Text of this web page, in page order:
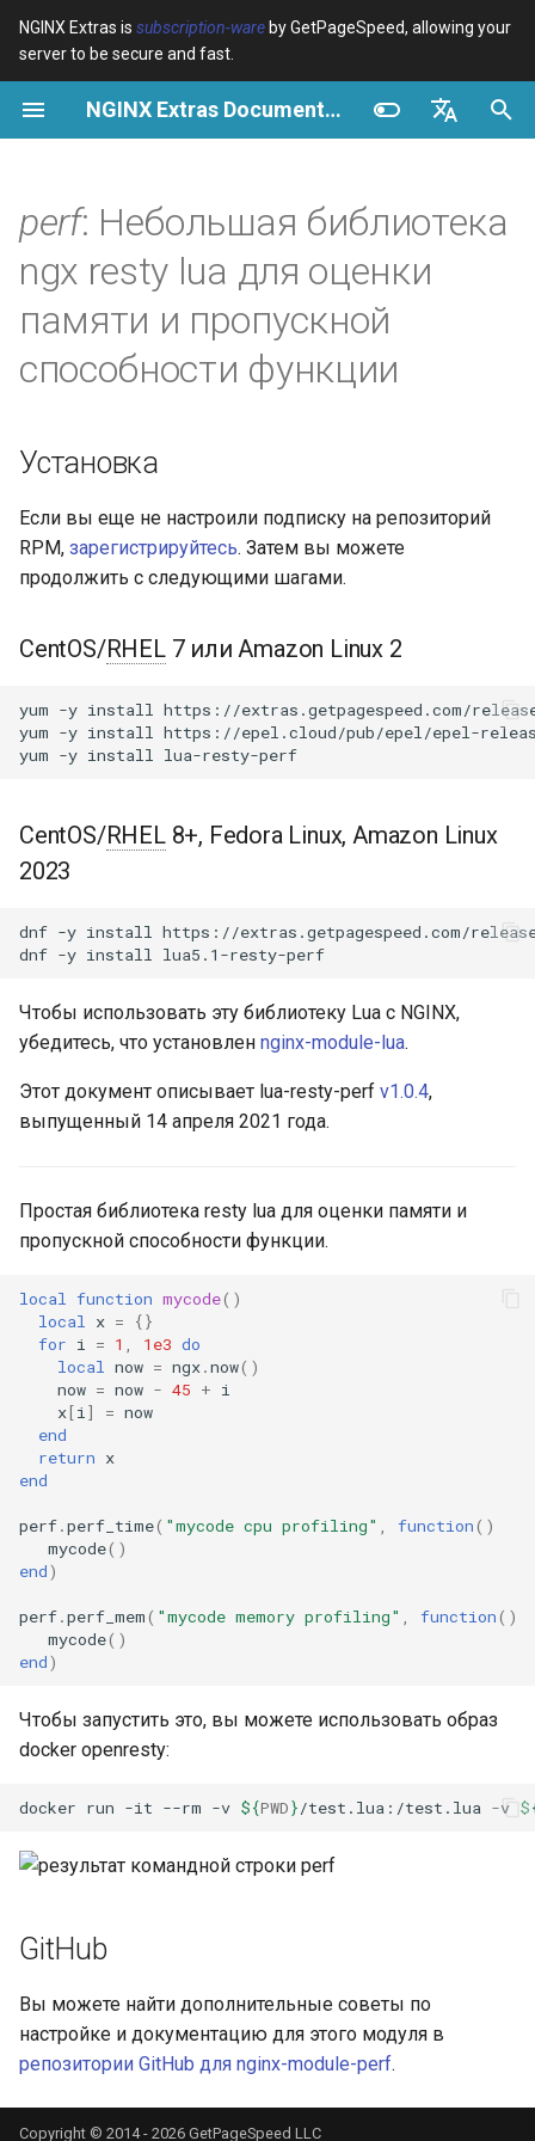
NGINX Extras is subscription-ware by GetPageSpeed, allowing your
server to be secure and fast.
NGINX Extras Documentation
Español
Français
Русский
И
н
л
и
а
ц
и
п
и
с
device-type Variables
Examples
Troubleshooting
Related
geoip2
Directives
Examples
Troubleshooting
Related
pagespeed
accept-language
access-control
acme
auth-digest
auth-ldap
auth-pam
auth-totp
aws-auth
brotli
captcha
combined-upstreams
compression-vary
concat
cookie-limit
coolkit
dav-ext
dynamic-etag
CentOS/RHEL 7 или
CentOS/RHEL 8+, Fedora
Linux, Amazon Linux 2023
Cache
cPanel EA4 - Proxy Cache
Производительность
Безопасность
RHEL/CentOS
NGINX-MOD - Улучшенный
проверками состояния для
RHEL
Установка на RHEL, CentOS
и Rocky Linux
Модули NGINX для панели
пакеты
cPanel EA4 NGINX Модули -
мощный инструмент
производительности и
безопасности
Поддержка NGINX HTTP/3
QUIC - RPM-пакеты для
RHEL и CentOS
Angie Web Server -
Установка на RHEL, CentOS,
Rocky Linux и AlmaLinux
perf: Небольшая библиотека
ngx resty lua для оценки
памяти и пропускной
способности функции
Установка
Если вы еще не настроили подписку на репозиторий
RPM, зарегистрируйтесь. Затем вы можете
продолжить с следующими шагами.
CentOS/RHEL7 или Amazon Linux 2
yum -y install
https://extras.getpagespeed.com/
yum -y install
https://epel.cloud/pub/epel/epel-
yum -y install
CentOS/RHEL8+, Fedora Linux, Amazon Linux
2023
dnf -y install
https://extras.getpagespeed.com/
dnf -y install
Чтобы использовать эту библиотеку Lua с NGINX,
убедитесь, что установлен nginx-module-lua.
Этот документ описывает lua-resty-perf v1.0.4,
выпущенный 14 апреля 2021 года.
Простая библиотека resty lua для оценки памяти и
пропускной способности функции.
local function mycode()
local
x =
{}
for i = 1 1e3 do
local
now = ngx.now()
now = now - 45 + i
x[i ] = now
end
return x
end
perf.perf_time( "mycode cpu profiling" function()
mycode()
end)
perf.perf_mem( "mycode memory profiling" function()
mycode()
end)
Чтобы запустить это, вы можете использовать образ
docker openresty:
docker run -it --rm -v ${PWD}/test.lua:/test.lua -v
GitHub
Вы можете найти дополнительные советы по
настройке и документацию для этого модуля в
репозитории GitHub для nginx-module-perf.
Copyright © 2014 - 2026 GetPageSpeed LLC